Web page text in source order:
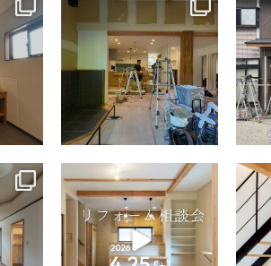
tomohouseinc
4月 2